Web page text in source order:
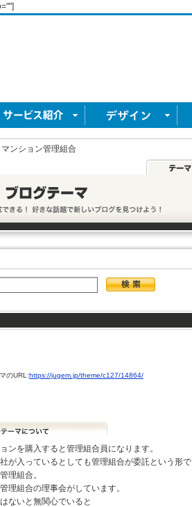
マンション管理組合
のURL:https://jugem.jp/theme/c127/14864/
ンを購入すると管理組合員になります。
が入っているとしても管理組合が委託という形で
理組合。
理組合の理事会がしています。
ないと無関心でいると